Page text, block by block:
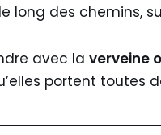
long des chemins,
avec la verveine
portent toutes